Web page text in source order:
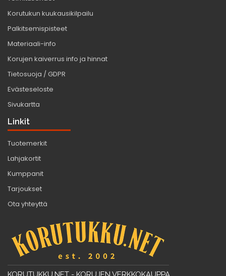
Korutukun kuukausikilpailu
Palkitsemispisteet
Materiaali-info
Korujen kaiverrus info ja hinnat
Tietosuoja / GDPR
Evästeseloste
Sivukartta
Linkit
Tuotemerkit
Lahjakortit
Kumppanit
Tarjoukset
Ota yhteyttä